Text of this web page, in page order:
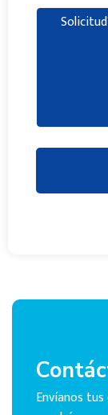
Envíanos